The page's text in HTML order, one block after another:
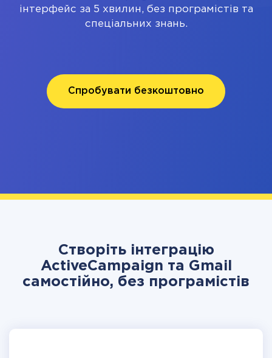
інтерфейс за 5 хвилин, без програмістів та
спеціальних знань.
Спробувати безкоштовно
Створіть інтеграцію
ActiveCampaign та Gmail
самостійно, без програмістів